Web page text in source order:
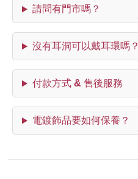
請問有門市嗎？
沒有耳洞可以戴耳環嗎？
付款方式 & 售後服務
電鍍飾品要如何保養？